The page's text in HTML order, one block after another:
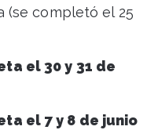
(se completó el 25
el 30 y 31 de
el 7 y 8 de junio